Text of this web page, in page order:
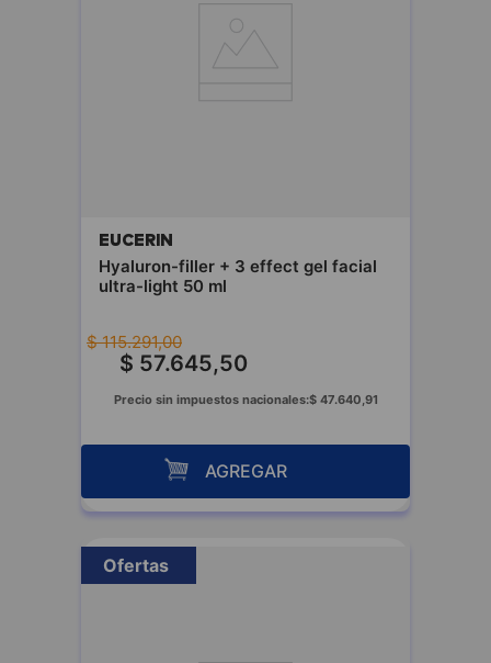
EUCERIN
Hyaluron-filler + 3 effect gel facial
ultra-light 50 ml
$ 115.291,00
$ 57.645,50
Precio sin impuestos nacionales:$ 47.640,91
AGREGAR
Ofertas